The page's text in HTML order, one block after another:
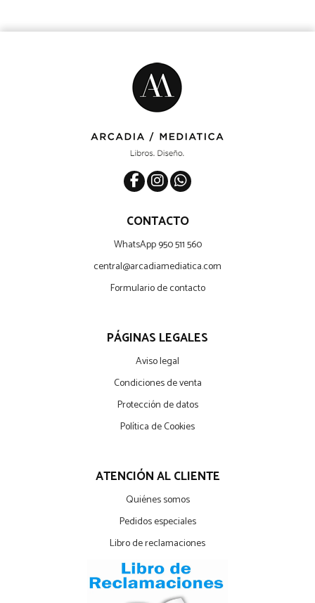
CONTACTO
WhatsApp 950 511 560
central@arcadiamediatica.com
Formulario de contacto
PÁGINAS LEGALES
Aviso legal
Condiciones de venta
Protección de datos
Política de Cookies
ATENCIÓN AL CLIENTE
Quiénes somos
Pedidos especiales
Libro de reclamaciones